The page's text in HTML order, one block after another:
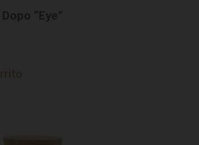
“Eye”